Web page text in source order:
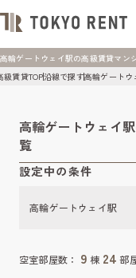
高輪ゲートウェイ駅の高級賃貸マン
級賃貸TOP沿線で探す高輪ゲートウ
高輪ゲートウェイ
覧
設定中の条件
空室部屋数： 9 棟 24 部
高輪ゲートウェイ駅